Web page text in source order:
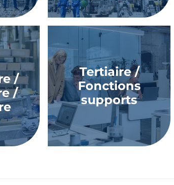
/
/
Tertiaire /
Fonctions
supports